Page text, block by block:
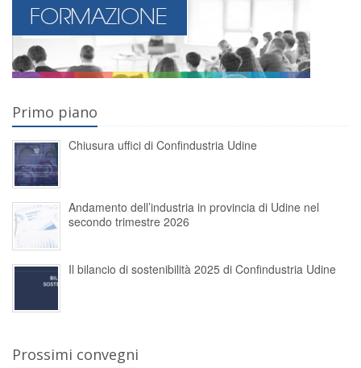
Primo piano
Chiusura uffici di Confindustria Udine
Andamento dell’industria in provincia di Udine nel
secondo trimestre 2026
Il bilancio di sostenibilità 2025 di Confindustria Udine
Prossimi convegni